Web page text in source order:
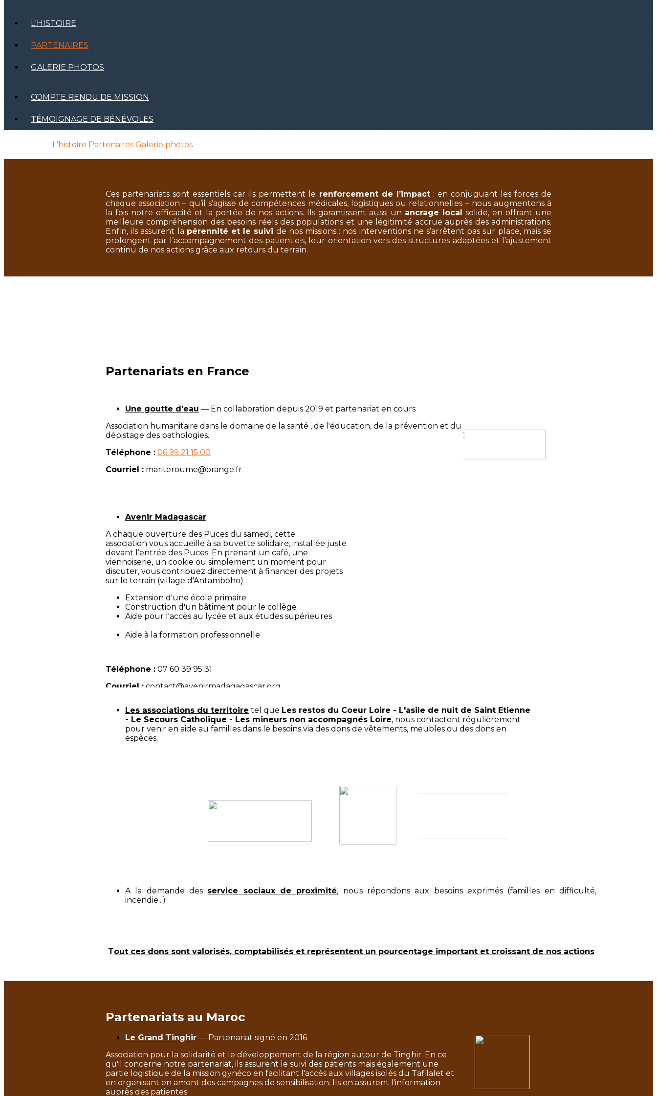
L'HISTOIRE
PARTENAIRES
GALERIE PHOTOS
COMPTE RENDU DE MISSION
TÉMOIGNAGE DE BÉNÉVOLES
L'histoire Partenaires Galerie photos
Ces partenariats sont essentiels car ils permettent le renforcement de l’impact: en conjuguant les forces de
chaque association – qu’il s’agisse de compétences médicales, logistiques ou relationnelles – nous augmentons à
la fois notre efficacité et la portée de nos actions. Ils garantissent aussi un ancrage local solide, en offrant une
meilleure compréhension des besoins réels des populations et une légitimité accrue auprès des administrations.
Enfin, ils assurent la pérennité et le suivi de nos missions : nos interventions ne s’arrêtent pas sur place, mais se
prolongent par l’accompagnement des patient·e·s, leur orientation vers des structures adaptées et l’ajustement
continu de nos actions grâce aux retours du terrain.
Partenariats en France
Une goutte d'eau — En collaboration depuis 2019 et partenariat en cours
Association humanitaire dans le domaine de la santé , de l'éducation, de la prévention et du
dépistage des pathologies.
Téléphone : 06 99 21 15 00
Courriel : mariteroume@orange.fr
Avenir Madagascar
A chaque ouverture des Puces du samedi, cette
association vous accueille à sa buvette solidaire, installée juste
devant l’entrée des Puces. En prenant un café, une
viennoiserie, un cookie ou simplement un moment pour
discuter, vous contribuez directement à financer des projets
sur le terrain (village d'Antamboho) :
Extension d'une école primaire
Construction d'un bâtiment pour le collège
Aide pour l'accès au lycée et aux études supérieures
Aide à la formation professionnelle
Téléphone : 07 60 39 95 31
Courriel : contact@avenirmadagagascar.org
Les associations du territoire tel que Les restos du Coeur Loire - L'asile de nuit de Saint Etienne
- Le Secours Catholique - Les mineurs non accompagnés Loire, nous contactent régulièrement
pour venir en aide au familles dans le besoins via des dons de vêtements, meubles ou des dons en
espèces.
A la demande des service sociaux de proximité, nous répondons aux besoins exprimés (familles en difficulté,
incendie...)
Tout ces dons sont valorisés, comptabilisés et représentent un pourcentage important et croissant de nos actions
Partenariats au Maroc
Le Grand Tinghir — Partenariat signé en 2016
Association pour la solidarité et le développement de la région autour de Tinghir. En ce
qu'il concerne notre partenariat, ils assurent le suivi des patients mais également une
partie logistique de la mission gynéco en facilitant l'accès aux villages isolés du Tafilalet et
en organisant en amont des campagnes de sensibilisation. Ils en assurent l'information
auprès des patientes.